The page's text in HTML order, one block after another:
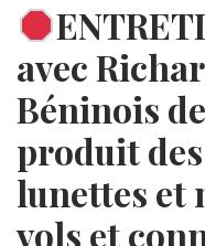
avec
Béninois
produit
lunettes et
vols et